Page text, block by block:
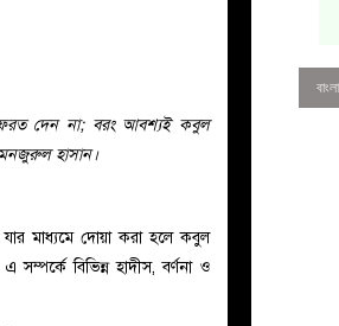
দেন না; বরং আবশ্যই কবুল
হাসান।
মাধ্যমে দোয়া করা হলে কবুল
বিভিন্ন হাদীস, বর্ণনা ও